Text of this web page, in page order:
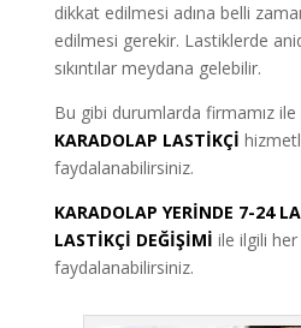
dikkat edilmesi adına belli
edilmesi gerekir. Lastiklerde
sıkıntılar meydana gelebilir.
Bu gibi durumlarda firmamız
KARADOLAP LASTİKÇİ
faydalanabilirsiniz.
KARADOLAP YERİNDE 7-24
LASTİKÇİ DEĞİŞİMİ ile ilgili
faydalanabilirsiniz.